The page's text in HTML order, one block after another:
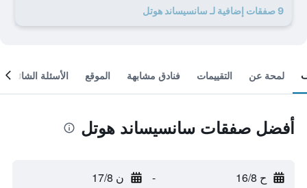
9 صفقات إضافية لـ سانسيساند هوتل
لمحة عن التقييمات فنادق مشابهة الموقع الأسئلة الشائعة
أفضل صفقات سانسيساند هوتل
ح 16/8 - ن 17/8